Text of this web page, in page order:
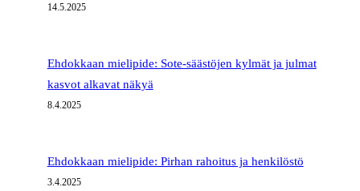
14.5.2025
Ehdokkaan mielipide: Sote-säästöjen kylmät ja julmat
kasvot alkavat näkyä
8.4.2025
Ehdokkaan mielipide: Pirhan rahoitus ja henkilöstö
3.4.2025